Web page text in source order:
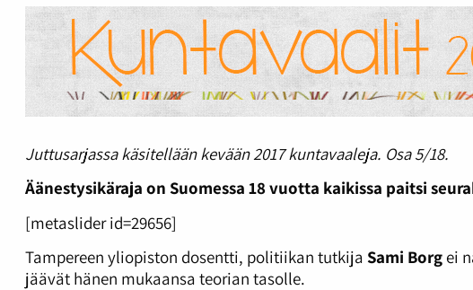
Juttusarjassa käsitellään kevään 2017 kuntavaaleja. Osa 5/18.
Äänestysikäraja on Suomessa 18 vuotta kaikissa paitsi
[metaslider id=29656]
Tampereen yliopiston dosentti, politiikan tutkija Sami Borgei
jäävät hänen mukaansa teorian tasolle.